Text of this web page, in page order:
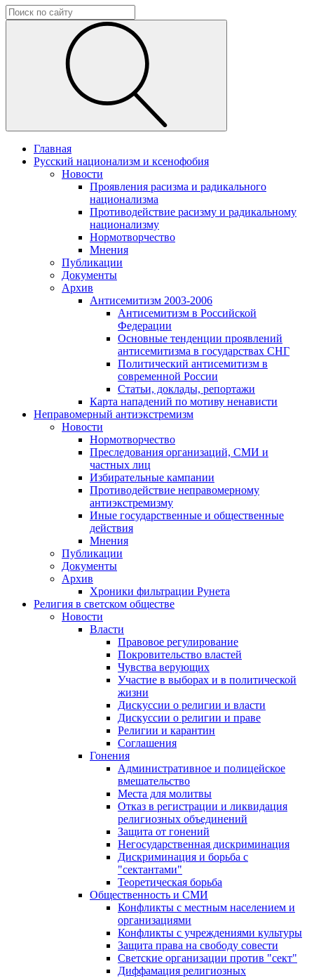
Главная
Русский национализм и ксенофобия
Новости
Проявления расизма и радикального
национализма
Противодействие расизму и радикальному
национализму
Нормотворчество
Мнения
Публикации
Документы
Архив
Антисемитизм 2003-2006
Антисемитизм в Российской
Федерации
Основные тенденции проявлений
антисемитизма в государствах СНГ
Политический антисемитизм в
современной России
Статьи, доклады, репортажи
Карта нападений по мотиву ненависти
Неправомерный антиэкстремизм
Новости
Нормотворчество
Преследования организаций, СМИ и
частных лиц
Избирательные кампании
Противодействие неправомерному
антиэкстремизму
Иные государственные и общественные
действия
Мнения
Публикации
Документы
Архив
Хроники фильтрации Рунета
Религия в светском обществе
Новости
Власти
Правовое регулирование
Покровительство властей
Чувства верующих
Участие в выборах и в политической
жизни
Дискуссии о религии и власти
Дискуссии о религии и праве
Религии и карантин
Соглашения
Гонения
Административное и полицейское
вмешательство
Места для молитвы
Отказ в регистрации и ликвидация
религиозных объединений
Защита от гонений
Негосударственная дискриминация
Дискриминация и борьба с
"сектантами"
Теоретическая борьба
Общественность и СМИ
Конфликты с местным населением и
организациями
Конфликты с учреждениями культуры
Защита права на свободу совести
Светские организации против "сект"
Диффамация религиозных